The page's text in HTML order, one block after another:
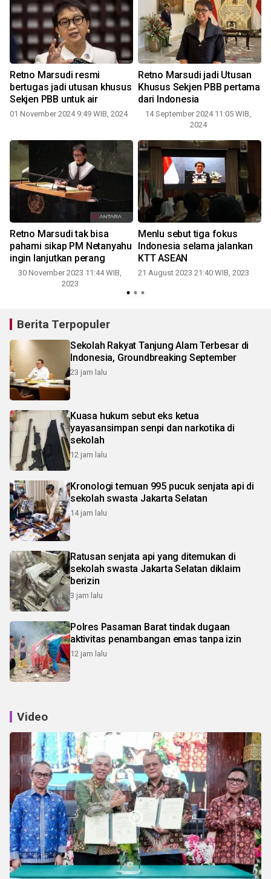
Retno Marsudi resmi
bertugas jadi utusan khusus
Sekjen PBB untuk air
01 November 2024 9:49 WIB, 2024
Retno Marsudi jadi Utusan
Khusus Sekjen PBB pertama
dari Indonesia
14 September 2024 11:05 WIB,
2024
Retno Marsudi tak bisa
pahami sikap PM Netanyahu
ingin lanjutkan perang
30 November 2023 11:44 WIB,
2023
Menlu sebut tiga fokus
Indonesia selama jalankan
KTT ASEAN
21 August 2023 21:40 WIB, 2023
Berita Terpopuler
Sekolah Rakyat Tanjung Alam Terbesar di
Indonesia, Groundbreaking September
23 jam lalu
Kuasa hukum sebut eks ketua
yayasansimpan senpi dan narkotika di
sekolah
12 jam lalu
Kronologi temuan 995 pucuk senjata api di
sekolah swasta Jakarta Selatan
14 jam lalu
Ratusan senjata api yang ditemukan di
sekolah swasta Jakarta Selatan diklaim
berizin
3 jam lalu
Polres Pasaman Barat tindak dugaan
aktivitas penambangan emas tanpa izin
12 jam lalu
Video